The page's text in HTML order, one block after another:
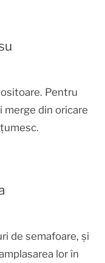
Pentru
merge din oricare
de semafoare, și
lor în